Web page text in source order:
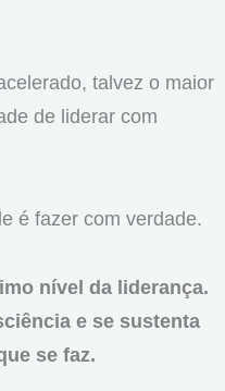
talvez o maior
de liderar com
é fazer com verdade.
nível da liderança.
e se sustenta
se faz.